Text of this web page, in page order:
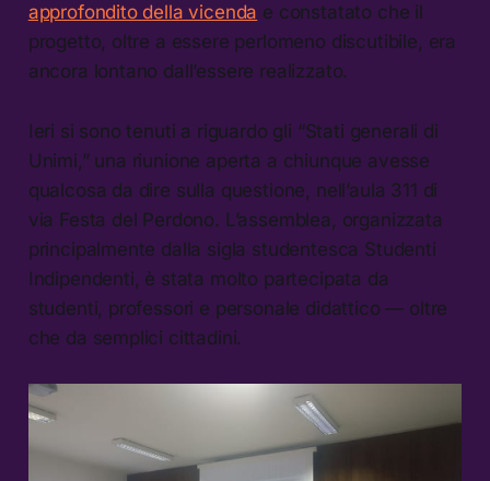
approfondito della vicenda e constatato che il
progetto, oltre a essere perlomeno discutibile, era
ancora lontano dall’essere realizzato.
Ieri si sono tenuti a riguardo gli “Stati generali di
Unimi,” una riunione aperta a chiunque avesse
qualcosa da dire sulla questione, nell’aula 311 di
via Festa del Perdono. L’assemblea, organizzata
principalmente dalla sigla studentesca Studenti
Indipendenti, è stata molto partecipata da
studenti, professori e personale didattico — oltre
che da semplici cittadini.